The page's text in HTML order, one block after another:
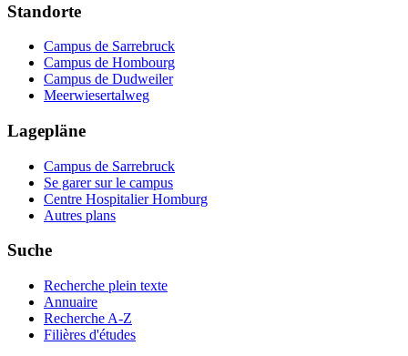
Standorte
Campus de Sarrebruck
Campus de Hombourg
Campus de Dudweiler
Meerwiesertalweg
Lagepläne
Campus de Sarrebruck
Se garer sur le campus
Centre Hospitalier Homburg
Autres plans
Suche
Recherche plein texte
Annuaire
Recherche A-Z
Filières d'études